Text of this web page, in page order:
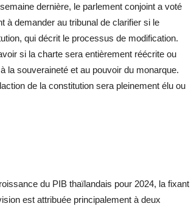
dernière, le parlement conjoint a voté
à demander au tribunal de clarifier si le
qui décrit le processus de modification.
si la charte sera entièrement réécrite ou
la souveraineté et au pouvoir du monarque.
de la constitution sera pleinement élu ou
du PIB thaïlandais pour 2024, la fixant
est attribuée principalement à deux